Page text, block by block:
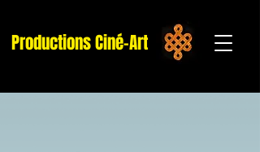
Productions Ciné-Art